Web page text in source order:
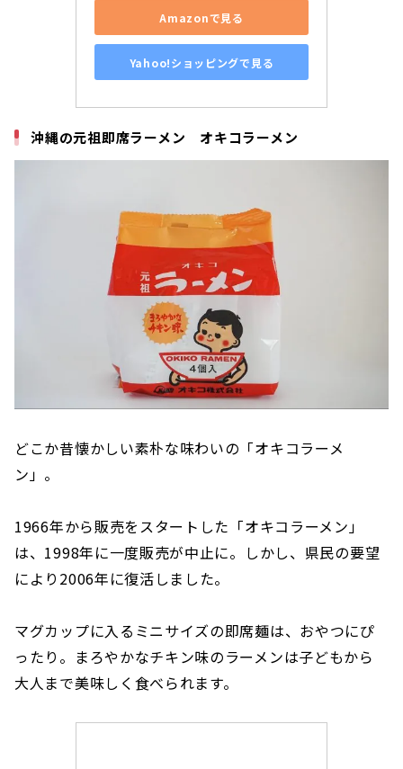
Amazonで見る
Yahoo!ショッピングで見る
沖縄の元祖即席ラーメン オキコラーメン
どこか昔懐かしい素朴な味わいの「オキコラーメ
ン」。
1966年から販売をスタートした「オキコラーメン」
は、1998年に一度販売が中止に。しかし、県民の要望
により2006年に復活しました。
マグカップに入るミニサイズの即席麺は、おやつにぴ
ったり。まろやかなチキン味のラーメンは子どもから
大人まで美味しく食べられます。